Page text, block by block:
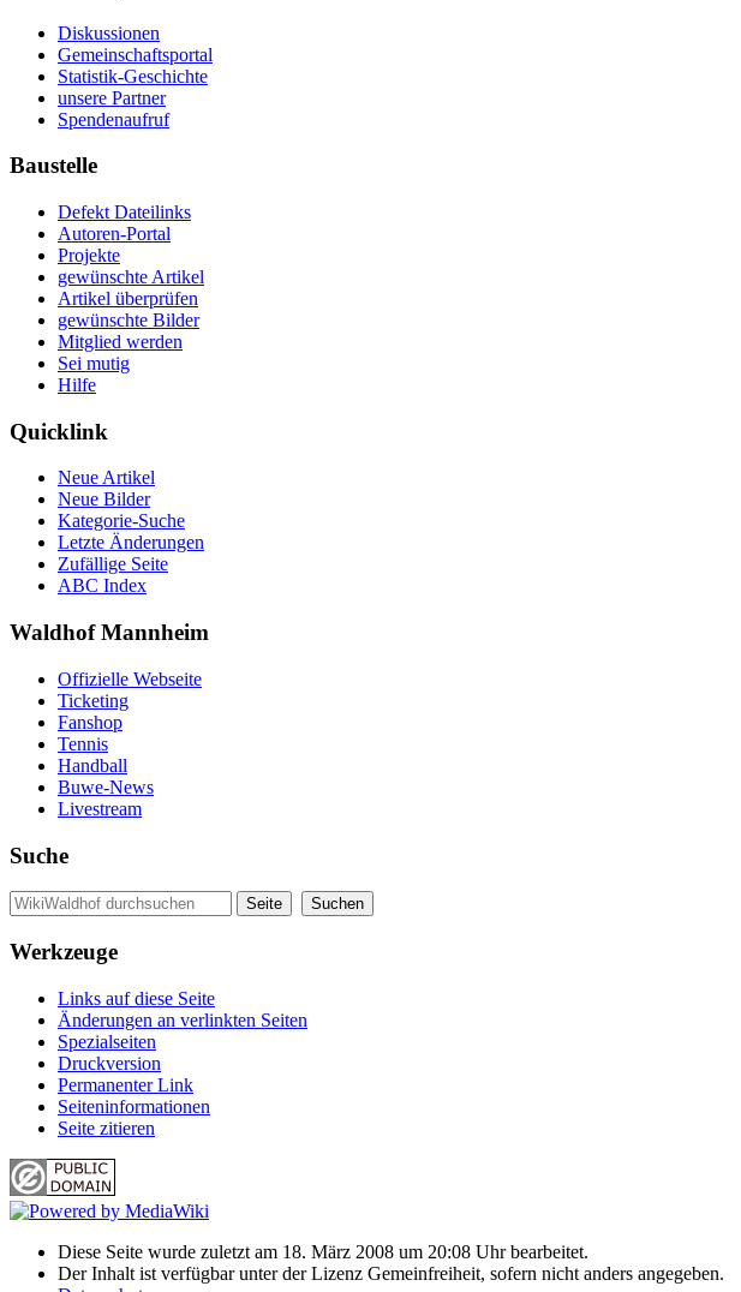
Diskussionen
Gemeinschaftsportal
Statistik-Geschichte
unsere Partner
Spendenaufruf
Baustelle
Defekt Dateilinks
Autoren-Portal
Projekte
gewünschte Artikel
Artikel überprüfen
gewünschte Bilder
Mitglied werden
Sei mutig
Hilfe
Quicklink
Neue Artikel
Neue Bilder
Kategorie-Suche
Letzte Änderungen
Zufällige Seite
ABC Index
Waldhof Mannheim
Offizielle Webseite
Ticketing
Fanshop
Tennis
Handball
Buwe-News
Livestream
Suche
Werkzeuge
Links auf diese Seite
Änderungen an verlinkten Seiten
Spezialseiten
Druckversion
Permanenter Link
Seiten­informationen
Seite zitieren
Diese Seite wurde zuletzt am 18. März 2008 um 20:08 Uhr bearbeitet.
Der Inhalt ist verfügbar unter der Lizenz Gemeinfreiheit, sofern nicht anders angegeben.